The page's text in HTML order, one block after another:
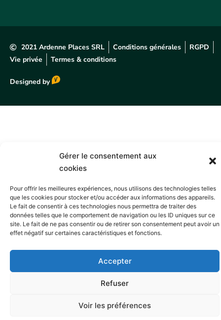
Gérer le consentement aux
cookies
Pour offrir les meilleures expériences, nous utilisons des technologies telles
que les cookies pour stocker et/ou accéder aux informations des appareils.
Le fait de consentir à ces technologies nous permettra de traiter des
données telles que le comportement de navigation ou les ID uniques sur ce
site. Le fait de ne pas consentir ou de retirer son consentement peut avoir un
effet négatif sur certaines caractéristiques et fonctions.
Accepter
Refuser
Voir les préférences
2021 Ardenne Places SRL Conditions générales
RGPD
Vie privée
Termes & conditions
Designed by